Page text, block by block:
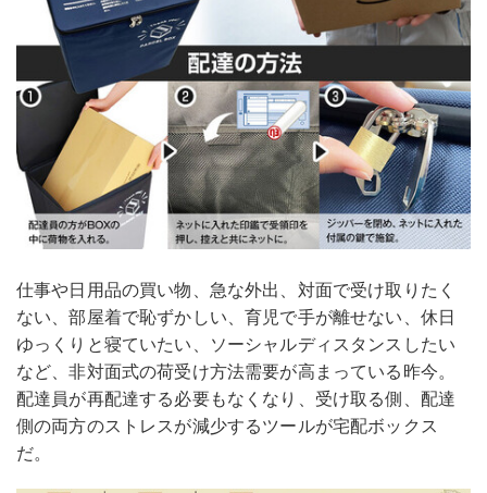
仕事や日用品の買い物、急な外出、対面で受け取りたく
ない、部屋着で恥ずかしい、育児で手が離せない、休日
ゆっくりと寝ていたい、ソーシャルディスタンスしたい
など、非対面式の荷受け方法需要が高まっている昨今。
配達員が再配達する必要もなくなり、受け取る側、配達
側の両方のストレスが減少するツールが宅配ボックス
だ。